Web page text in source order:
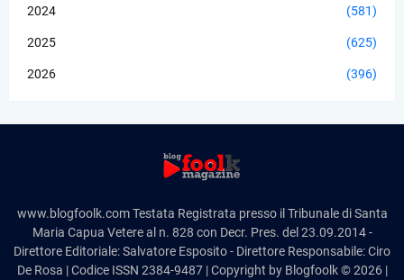
2024 (581)
2025 (625)
2026 (396)
www.blogfoolk.com Testata Registrata presso il Tribunale di Santa
Maria Capua Vetere al n. 828 con Decr. Pres. del 23.09.2014 -
Direttore Editoriale: Salvatore Esposito - Direttore Responsabile: Ciro
De Rosa | Codice ISSN 2384-9487 | Copyright by Blogfoolk © 2026 |